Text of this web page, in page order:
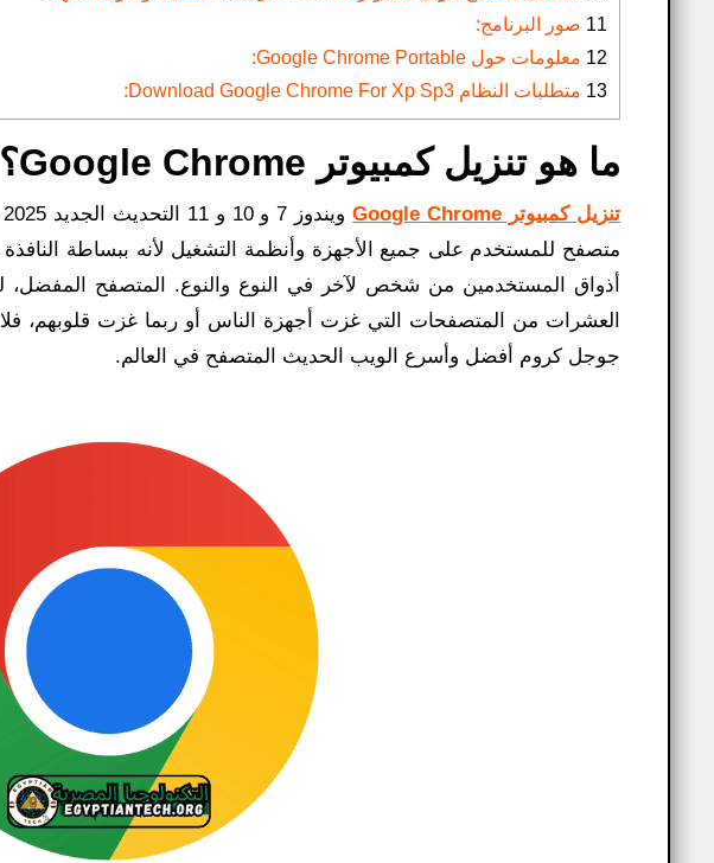
11 صور البرنامج:
12 معلومات حول Google Chrome Portable:
13 متطلبات النظام Download Google Chrome For Xp Sp3:
ما هو تنزيل كمبيوتر Google Chrome؟
تنزيل كمبيوتر Google Chrome
متصفح للمستخدم على جميع الأجهزة وأنظمة التشغيل لأنه ببساطة النافذة
أذواق المستخدمين من شخص لآخر في النوع والنوع. المتصفح
العشرات من المتصفحات التي غزت أجهزة الناس أو ربما غزت قلوبهم، فلا
جوجل كروم أفضل وأسرع الويب الحديث المتصفح في العالم.